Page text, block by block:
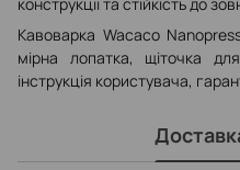
Кавоварка Wacaco
мірна лопатка, щіточка
інструкція користувача,